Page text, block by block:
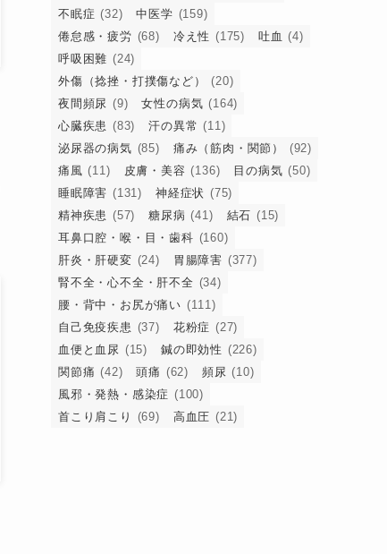
不眠症 (32) 中医学 (159)
倦怠感・疲労 (68) 冷え性 (175) 吐血 (4)
呼吸困難 (24)
外傷（捻挫・打撲傷など）
(20)
夜間頻尿 (9) 女性の病気 (164)
心臓疾患 (83) 汗の異常 (11)
泌尿器の病気 (85) 痛み（筋肉・関節）
(92)
痛風 (11) 皮膚・美容 (136) 目の病気 (50)
睡眠障害 (131) 神経症状 (75)
精神疾患 (57) 糖尿病 (41) 結石 (15)
耳鼻口腔・喉・目・歯科 (160)
肝炎・肝硬変 (24) 胃腸障害 (377)
腎不全・心不全・肝不全 (34)
腰・背中・お尻が痛い (111)
自己免疫疾患 (37) 花粉症 (27)
血便と血尿 (15) 鍼の即効性 (226)
関節痛 (42) 頭痛 (62) 頻尿 (10)
風邪・発熱・感染症 (100)
首こり肩こり
(69) 高血圧 (21)